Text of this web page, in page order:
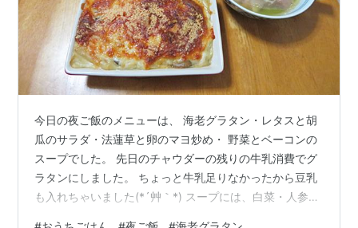
今日の夜ご飯のメニューは、 海老グラタン・レタスと胡
瓜のサラダ・法蓮草と卵のマヨ炒め・ 野菜とベーコンの
スープでした。 先日のチャウダーの残りの牛乳消費でグ
ラタンにしました。 ちょっと牛乳足りなかったから豆乳
も入れちゃいました(*´艸｀*) スープには、白菜・人参・